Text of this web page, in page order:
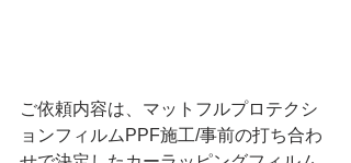
ご依頼内容は、マットフルプロテクシ
ョンフィルムPPF施工/事前の打ち合わ